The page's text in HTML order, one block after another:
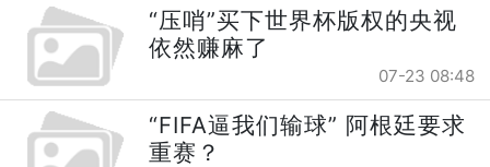
“压哨”买下世界杯版权的央视
依然赚麻了
07-23 08:48
“FIFA逼我们输球” 阿根廷要求
重赛？